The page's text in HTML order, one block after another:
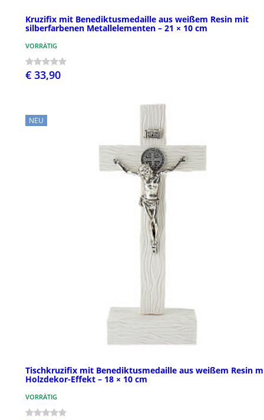
Kruzifix mit Benediktusmedaille aus weißem Resin mit
silberfarbenen Metallelementen – 21 × 10 cm
VORRÄTIG
€ 33,90
NEU
Tischkruzifix mit Benediktusmedaille aus weißem Resin
Holzdekor-Effekt – 18 × 10 cm
VORRÄTIG